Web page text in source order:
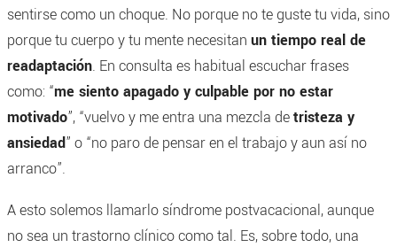
sentirse como un choque. No porque no te guste tu vida, sino
porque tu cuerpo y tu mente necesitan un tiempo real de
readaptación. En consulta es habitual escuchar frases
como: “me siento apagado y culpable por no estar
motivado”, “vuelvo y me entra una mezcla detristeza y
ansiedad” o “no paro de pensar en el trabajo y aun así no
arranco”.
A esto solemos llamarlo síndrome postvacacional, aunque
no sea un trastorno clínico como tal. Es, sobre todo, una